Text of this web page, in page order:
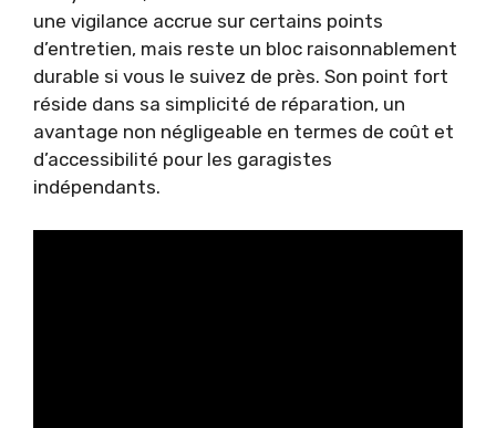
une vigilance accrue sur certains points
d’entretien, mais reste un bloc raisonnablement
durable si vous le suivez de près. Son point fort
réside dans sa simplicité de réparation, un
avantage non négligeable en termes de coût et
d’accessibilité pour les garagistes
indépendants.